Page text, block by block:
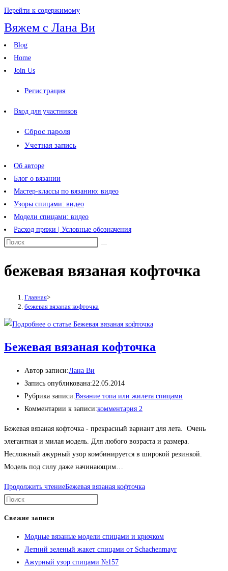
Перейти к содержимому
Вяжем с Лана Ви
Blog
Home
Join Us
Регистрация
Вход для участников
Сброс пароля
Учетная запись
Об авторе
Блог о вязании
Мастер-классы по вязанию: видео
Узоры спицами: видео
Модели спицами: видео
Расход пряжи | Условные обозначения
бежевая вязаная кофточка
Главная>
бежевая вязаная кофточка
Бежевая вязаная кофточка
Автор записи:Лана Ви
Запись опубликована:22.05.2014
Рубрика записи:Вязание топа или жилета спицами
Комментарии к записи:комментария 2
Бежевая вязаная кофточка - прекрасный вариант для лета. Очень
элегантная и милая модель. Для любого возраста и размера.
Несложный ажурный узор комбинируется в широкой резинкой.
Модель под силу даже начинающим…
Продолжить чтениеБежевая вязаная кофточка
Свежие записи
Модные вязаные модели спицами и крючком
Летний зеленый жакет спицами от Schachenmayr
Ажурный узор спицами №157